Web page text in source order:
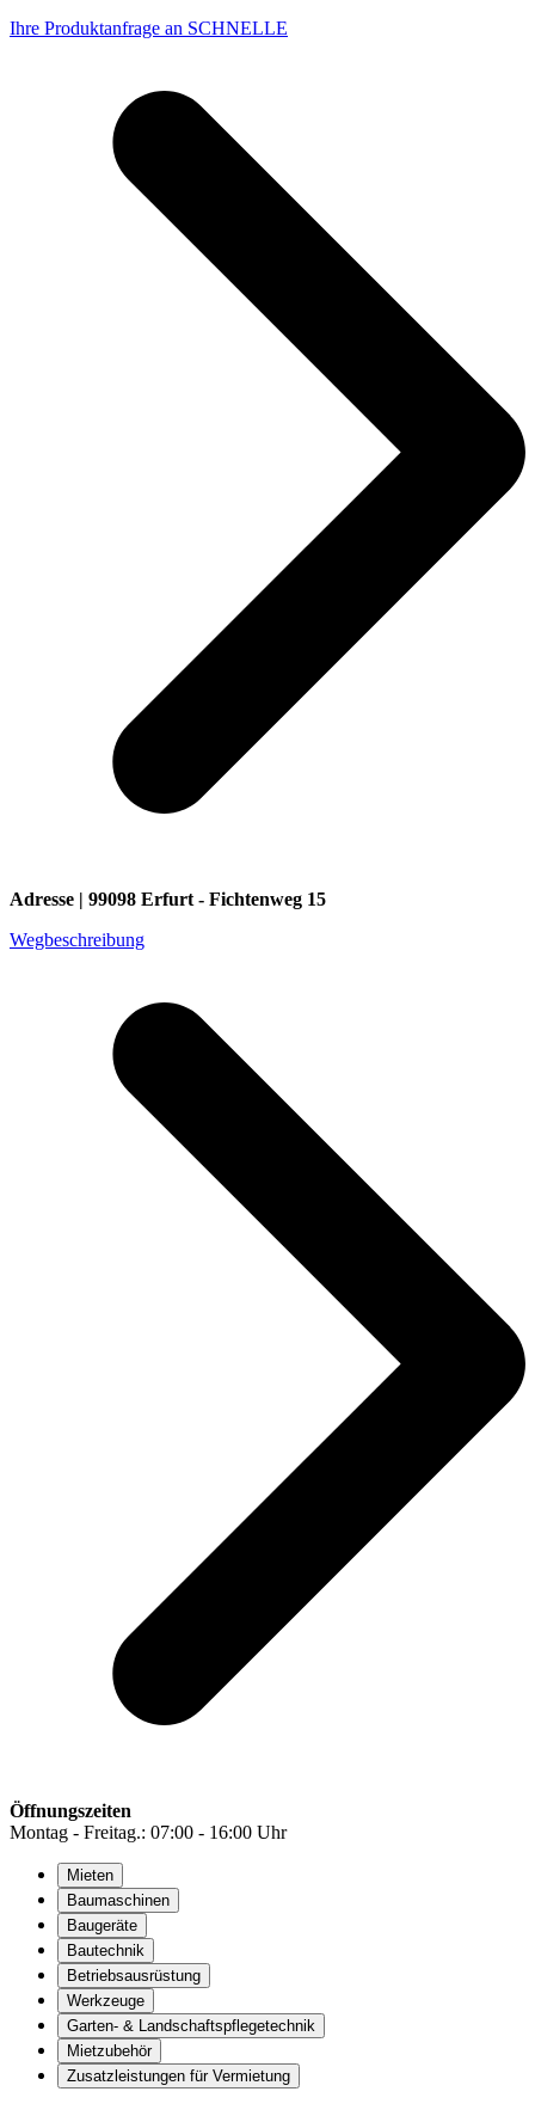
Ihre Produktanfrage an SCHNELLE
Adresse | 99098 Erfurt - Fichtenweg 15
Wegbeschreibung
Öffnungszeiten
Montag - Freitag.: 07:00 - 16:00 Uhr
Mieten
Baumaschinen
Baugeräte
Bautechnik
Betriebsausrüstung
Werkzeuge
Garten- & Landschaftspflegetechnik
Mietzubehör
Zusatzleistungen für Vermietung